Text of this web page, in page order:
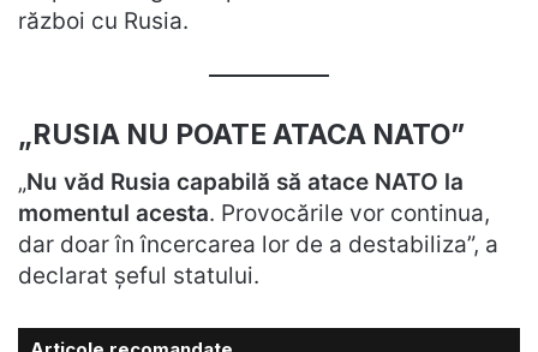
război cu Rusia.
„RUSIA NU POATE ATACA NATO”
„Nu văd Rusia capabilă să atace NATO la
momentul acesta. Provocările vor continua,
dar doar în încercarea lor de a destabiliza”, a
declarat șeful statului.